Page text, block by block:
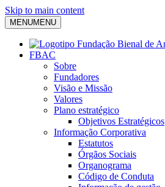
Skip to main content
MENUMENU
FBAC
Sobre
Fundadores
Visão e Missão
Valores
Plano estratégico
Objetivos Estratégicos
Informação Corporativa
Estatutos
Órgãos Sociais
Organograma
Código de Conduta